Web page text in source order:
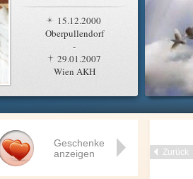
15.12.2000
Oberpullendorf
-
29.01.2007
Wien AKH
Zurück
Geschenke
anzeigen